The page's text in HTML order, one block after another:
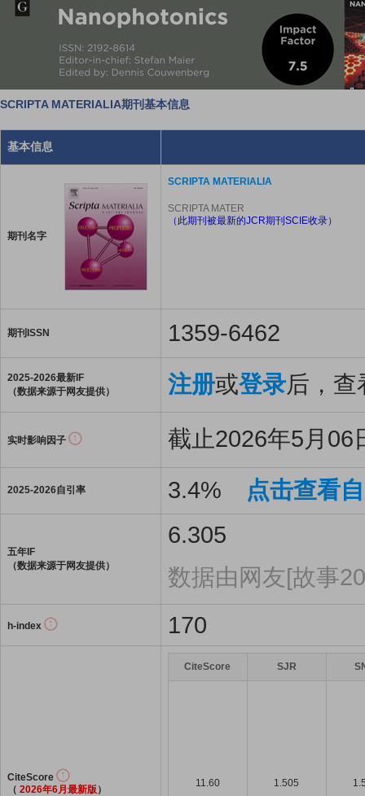
SCRIPTA MATERIALIA期刊基本信息
基本信息
期刊名字
SCRIPTA MATERIALIA
SCRIPTA MATER
（此期刊被最新的JCR期刊SCIE收录）
期刊ISSN 1359-6462
2025-2026最新IF
（数据来源于网友提供）
注册或登录后，查
实时影响因子 截止2026年5月06
2025-2026自引率 3.4% 点击查看
五年IF
（数据来源于网友提供）
6.305
数据由网友[故事
h-index 170
CiteScore
（ 2026年6月最新版）
CiteScore SJR
11.60 1.505